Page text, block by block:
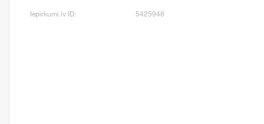
Iepirkumi.lv ID: 5425948